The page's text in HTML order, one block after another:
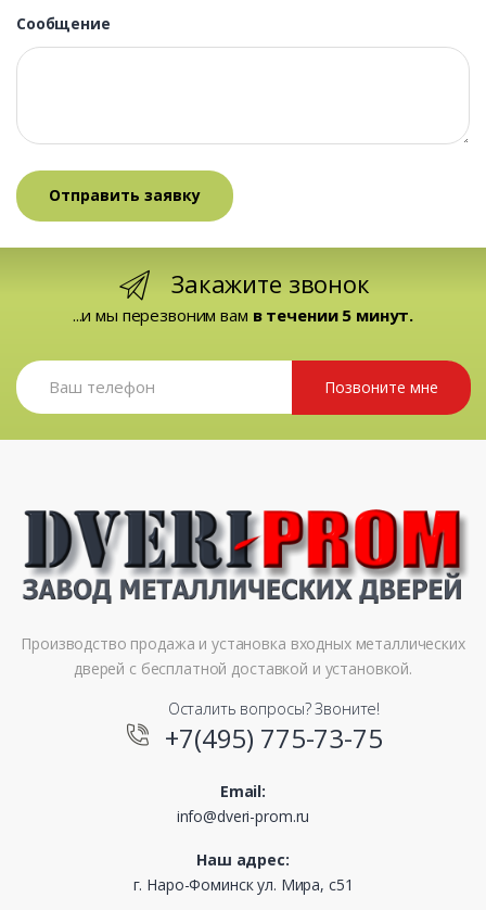
Сообщение
Закажите звонок
...и мы перезвоним вам в течении 5 минут.
Позвоните мне
Производство продажа и установка входных металлических
дверей с бесплатной доставкой и установкой.
Осталить вопросы? Звоните!
+7(495) 775-73-75
Email:
info@dveri-prom.ru
Наш адрес:
г. Наро-Фоминск ул. Мира, с51